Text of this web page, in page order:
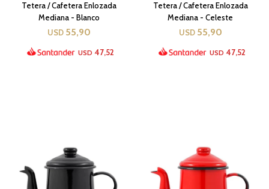
Tetera / Cafetera Enlozada
Mediana - Blanco
USD 55,90
USD 47,52
Tetera / Cafetera Enlozada
Mediana - Celeste
USD 55,90
USD 47,52